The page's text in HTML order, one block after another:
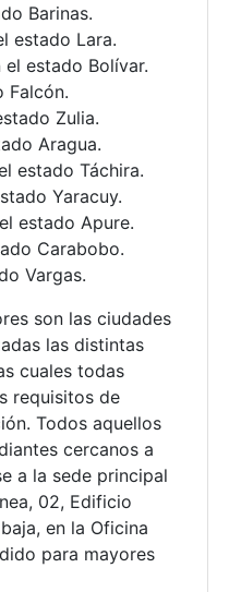
Barinas.
estado Lara.
el estado Bolívar.
Falcón.
Zulia.
Aragua.
estado Táchira.
Yaracuy.
estado Apure.
Carabobo.
Vargas.
son las ciudades
las distintas
cuales todas
requisitos de
Todos aquellos
cercanos a
a la sede principal
02, Edificio
en la Oficina
para mayores